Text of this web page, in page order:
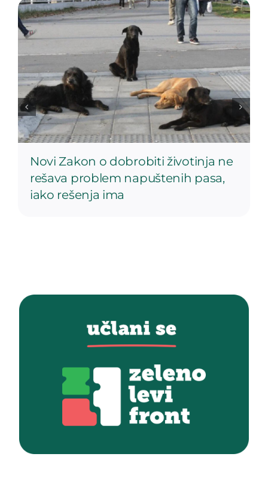
Novi Zakon o dobrobiti životinja ne
rešava problem napuštenih pasa,
iako rešenja ima